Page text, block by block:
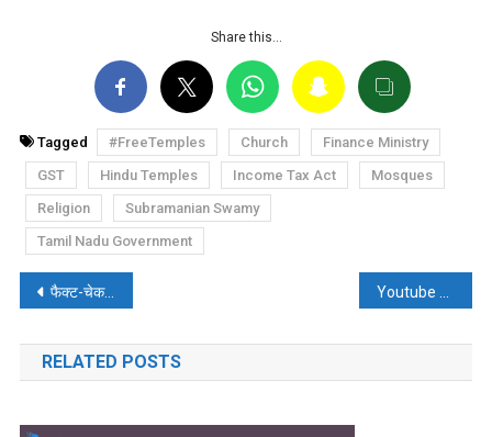
Share this…
Tagged #FreeTemples Church
Finance Ministry
GST
Hindu Temples Income Tax Act
Mosques
Religion
Subramanian Swamy
Tamil Nadu Government
पोस्ट
नेविगेशन
फैक्ट-चेक: शाहरुख खान ने अपनी सफलता का श्रेय मुसलमानों को दिया?
RELATED POSTS